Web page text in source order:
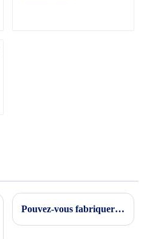
Pouvez-vous fabriquer vous-même du gravier lié à la résine ?